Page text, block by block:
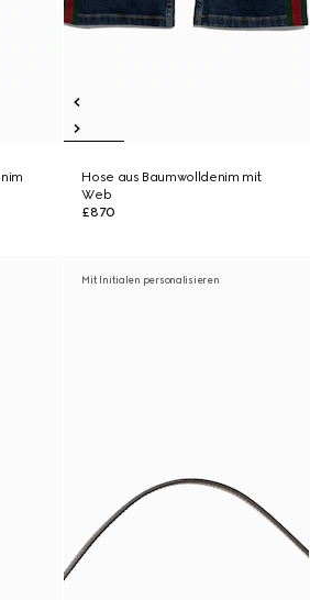
Hose aus Baumwolldenim mit
Web
£870
Mit Initialen personalisieren